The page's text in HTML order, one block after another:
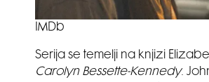
IMDb
Serija se temelji na knjizi
Carolyn Bessette-Kennedy.